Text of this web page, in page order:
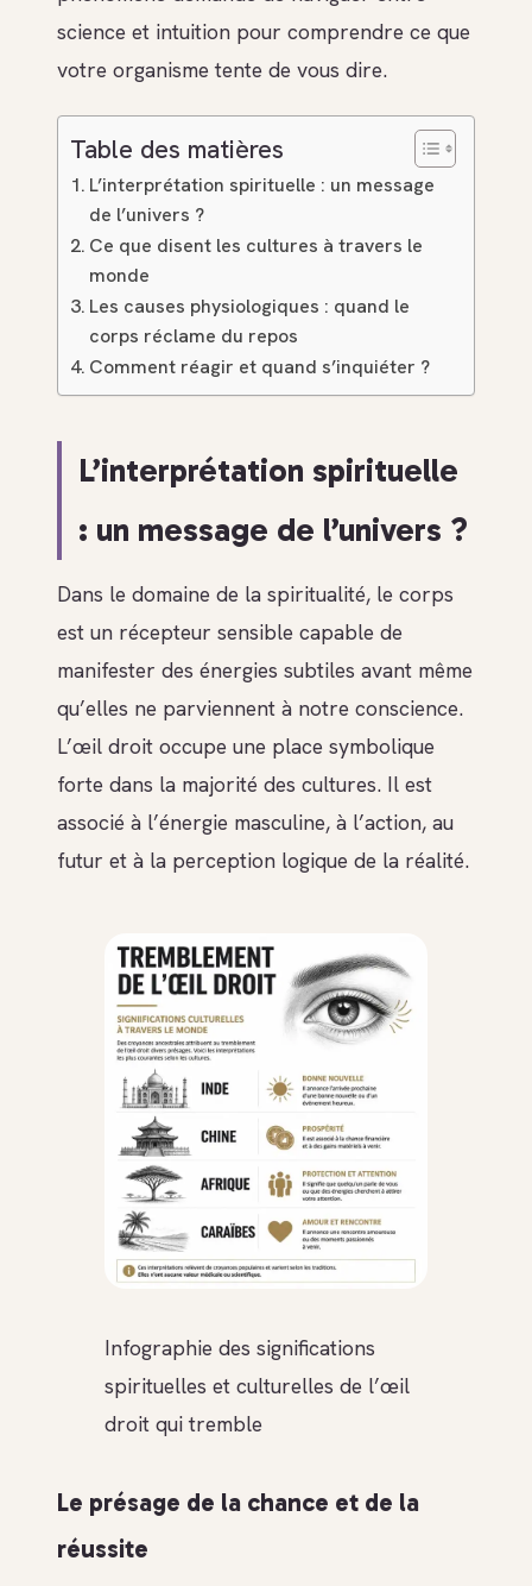
science et intuition pour comprendre ce que
votre organisme tente de vous dire.
Table des matières
L’interprétation spirituelle : un message
de l’univers ?
Ce que disent les cultures à travers le
monde
Les causes physiologiques : quand le
corps réclame du repos
Comment réagir et quand s’inquiéter ?
L’interprétation spirituelle
: un message de l’univers ?
Dans le domaine de la spiritualité, le corps
est un récepteur sensible capable de
manifester des énergies subtiles avant même
qu’elles ne parviennent à notre conscience.
L’œil droit occupe une place symbolique
forte dans la majorité des cultures. Il est
associé à l’énergie masculine, à l’action, au
futur et à la perception logique de la réalité.
Infographie des significations
spirituelles et culturelles de l’œil
droit qui tremble
Le présage de la chance et de la
réussite